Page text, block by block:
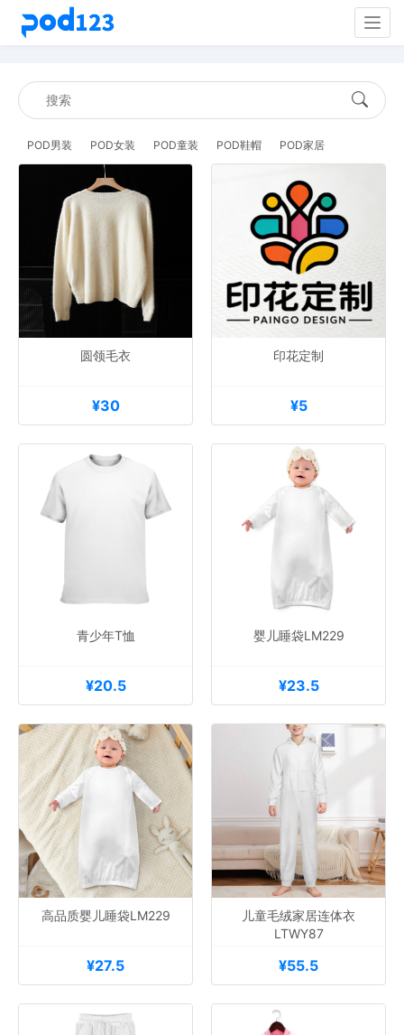
POD男装 POD女装 POD童装 POD鞋帽 POD家居
圆领毛衣
¥30
印花定制
¥5
青少年T恤
¥20.5
婴儿睡袋LM229
¥23.5
高品质婴儿睡袋LM229
¥27.5
儿童毛绒家居连体衣
LTWY87
¥55.5